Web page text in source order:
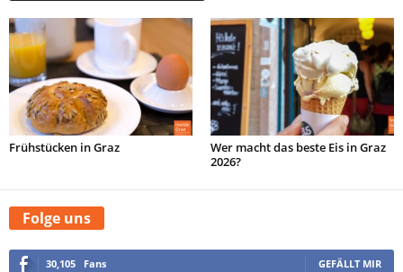
Frühstücken in Graz
Wer macht das beste Eis in Graz
2026?
Folge uns
30,105 Fans GEFÄLLT MIR